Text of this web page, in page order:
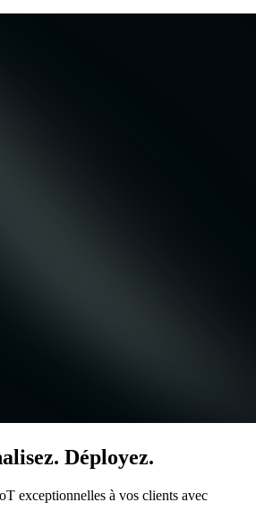
Déployez.
exceptionnelles à vos clients avec